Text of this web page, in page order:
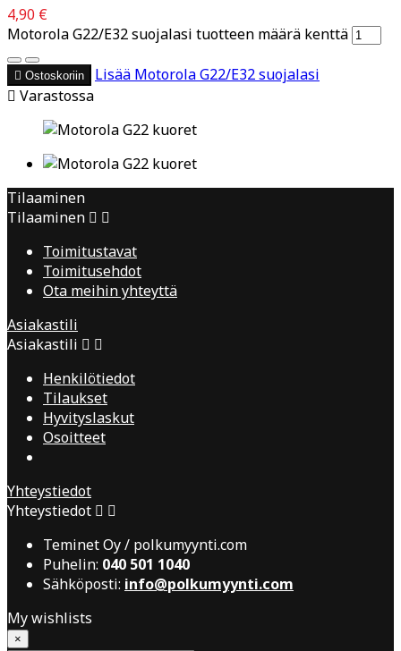
4,90 €
Motorola G22/E32 suojalasi tuotteen määrä kenttä
 Ostoskoriin Lisää Motorola G22/E32 suojalasi
 Varastossa
Tilaaminen
Tilaaminen  
Toimitustavat
Toimitusehdot
Ota meihin yhteyttä
Asiakastili
Asiakastili  
Henkilötiedot
Tilaukset
Hyvityslaskut
Osoitteet
Yhteystiedot
Yhteystiedot  
Teminet Oy / polkumyynti.com
Puhelin: 040 501 1040
Sähköposti: info@polkumyynti.com
My wishlists
×